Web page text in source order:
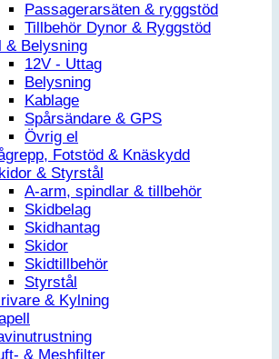
Passagerarsäten & ryggstöd
Tillbehör Dynor & Ryggstöd
& Belysning
12V - Uttag
Belysning
Kablage
Spårsändare & GPS
Övrig el
Fotstöd & Knäskydd
& Styrstål
A-arm, spindlar & tillbehör
Skidbelag
Skidhantag
Skidor
Skidtillbehör
Styrstål
& Kylning
& Meshfilter